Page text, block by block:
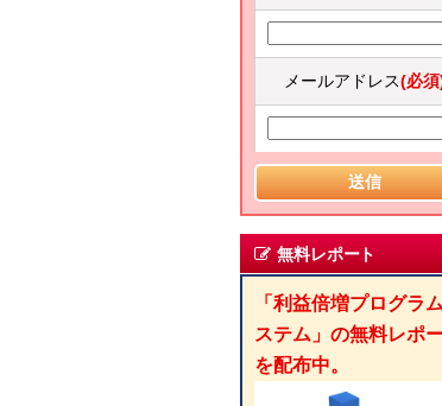
メールアドレス(必須
無料レポート
「利益倍増プログラ
ステム」の無料レポ
を配布中。